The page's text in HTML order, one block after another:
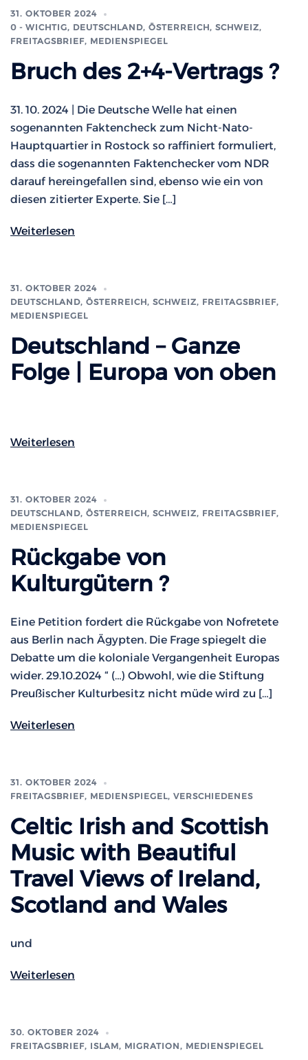
31. OKTOBER 2024
0 - WICHTIG, DEUTSCHLAND, ÖSTERREICH, SCHWEIZ,
FREITAGSBRIEF, MEDIENSPIEGEL
Bruch des 2+4-Vertrags ?
31. 10. 2024 | Die Deutsche Welle hat einen
sogenannten Faktencheck zum Nicht-Nato-
Hauptquartier in Rostock so raffiniert formuliert,
dass die sogenannten Faktenchecker vom NDR
darauf hereingefallen sind, ebenso wie ein von
diesen zitierter Experte. Sie […]
Weiterlesen
31. OKTOBER 2024
DEUTSCHLAND, ÖSTERREICH, SCHWEIZ, FREITAGSBRIEF,
MEDIENSPIEGEL
Deutschland – Ganze
Folge | Europa von oben
Weiterlesen
31. OKTOBER 2024
DEUTSCHLAND, ÖSTERREICH, SCHWEIZ, FREITAGSBRIEF,
MEDIENSPIEGEL
Rückgabe von
Kulturgütern ?
Eine Petition fordert die Rückgabe von Nofretete
aus Berlin nach Ägypten. Die Frage spiegelt die
Debatte um die koloniale Vergangenheit Europas
wider. 29.10.2024 “ (…) Obwohl, wie die Stiftung
Preußischer Kulturbesitz nicht müde wird zu […]
Weiterlesen
31. OKTOBER 2024
FREITAGSBRIEF, MEDIENSPIEGEL, VERSCHIEDENES
Celtic Irish and Scottish
Music with Beautiful
Travel Views of Ireland,
Scotland and Wales
und
Weiterlesen
30. OKTOBER 2024
FREITAGSBRIEF, ISLAM, MIGRATION, MEDIENSPIEGEL